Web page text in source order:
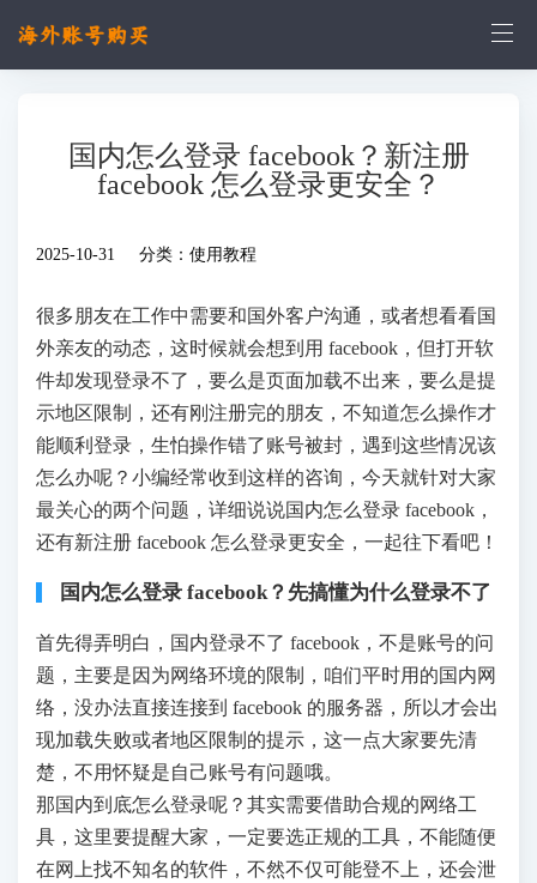
国内怎么登录 facebook？新注册
facebook 怎么登录更安全？
2025-10-31 分类： 使用教程
很多朋友在工作中需要和国外客户沟通，或者想看看国
外亲友的动态，这时候就会想到用 facebook，但打开软
件却发现登录不了，要么是页面加载不出来，要么是提
示地区限制，还有刚注册完的朋友，不知道怎么操作才
能顺利登录，生怕操作错了账号被封，遇到这些情况该
怎么办呢？小编经常收到这样的咨询，今天就针对大家
最关心的两个问题，详细说说国内怎么登录 facebook，
还有新注册 facebook 怎么登录更安全，一起往下看吧！
国内怎么登录 facebook？先搞懂为什么登录不了
首先得弄明白，国内登录不了 facebook，不是账号的问
题，主要是因为网络环境的限制，咱们平时用的国内网
络，没办法直接连接到 facebook 的服务器，所以才会出
现加载失败或者地区限制的提示，这一点大家要先清
楚，不用怀疑是自己账号有问题哦。
那国内到底怎么登录呢？其实需要借助合规的网络工
具，这里要提醒大家，一定要选正规的工具，不能随便
在网上找不知名的软件，不然不仅可能登不上，还会泄